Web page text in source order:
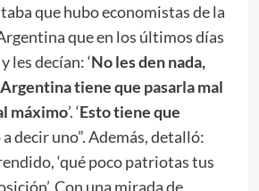
que hubo economistas de la
que en los últimos días
les decían: ‘No les den nada,
tiene que pasarla mal
máximo’. ‘Esto tiene que
a decir uno”. Además, detalló:
‘qué poco patriotas tus
Con una mirada de